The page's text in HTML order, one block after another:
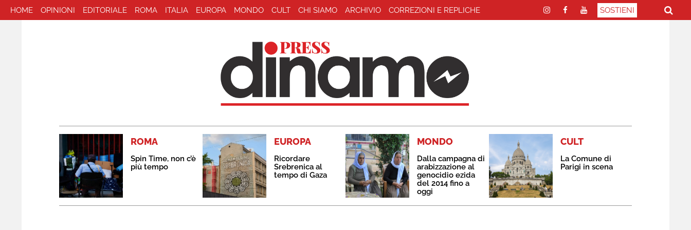
HOME OPINIONI EDITORIALE ROMA ITALIA EUROPA MONDO CULT CHI SIAMO ARCHIVIO CORREZIONI E REPLICHE SOSTIENI
ROMA
Spin Time, non c’è
più tempo
EUROPA
Ricordare
Srebrenica al
tempo di Gaza
MONDO
Dalla campagna di
arabizzazione al
genocidio ezida
del 2014 fino a
oggi
CULT
La Comune di
Parigi in scena